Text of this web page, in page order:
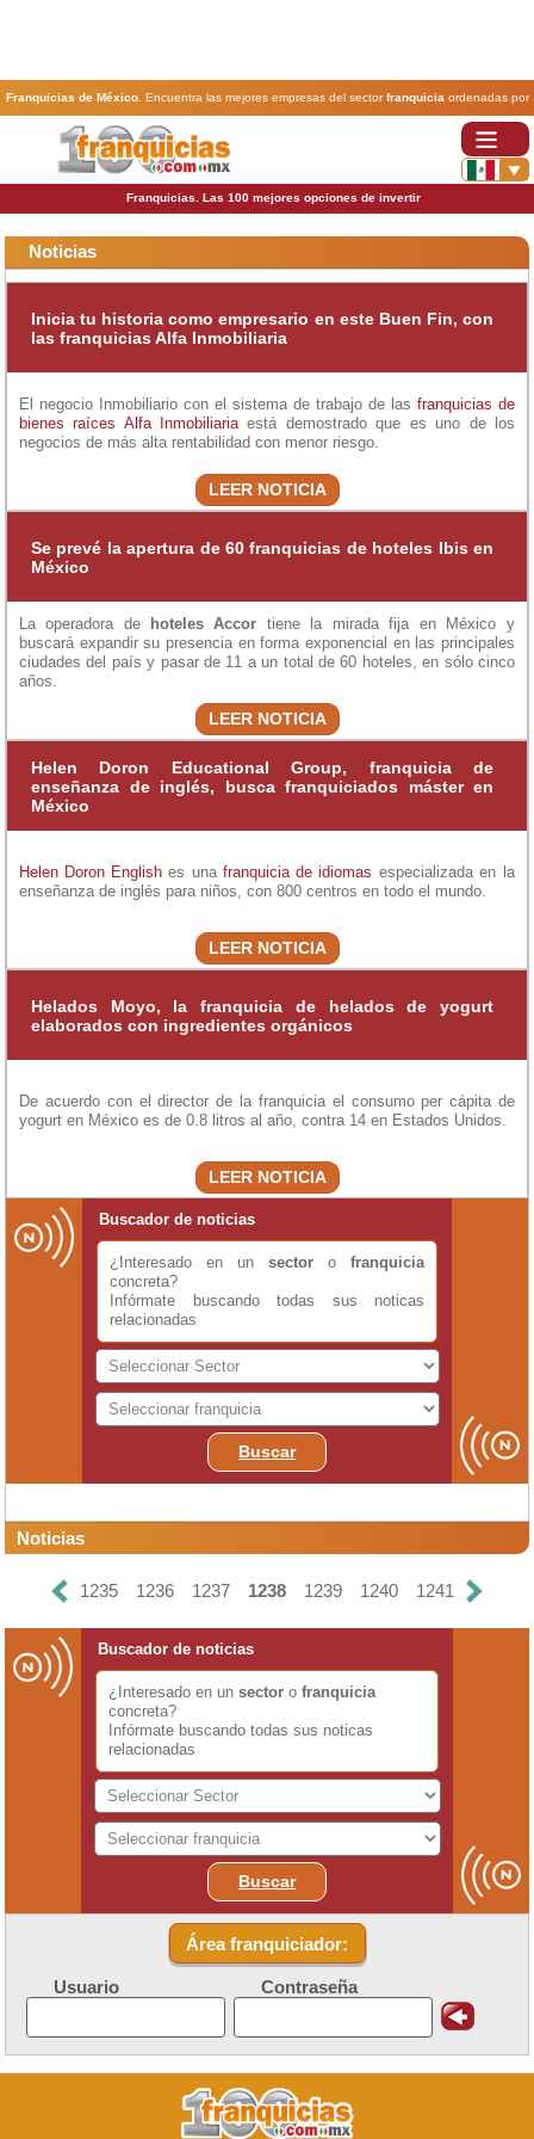
Franquicias de México. Encuentra las mejores empresas del sectorfranquicia ordenadas por
actividad. En www.100franquicias.com.mx encontrarás las más rentables, baratas y
Franquicias. Las 100 mejores opciones de invertir
Noticias
Inicia tu historia como empresario en este Buen Fin, con
las franquicias Alfa Inmobiliaria
El negocio Inmobiliario con el sistema de trabajo de las franquicias de
bienes raíces Alfa Inmobiliaria está demostrado que es uno de los
negocios de más alta rentabilidad con menor riesgo.
LEER NOTICIA
Se prevé la apertura de 60 franquicias de hoteles Ibis en
México
La operadora de hoteles Accor tiene la mirada fija en México y
buscará expandir su presencia en forma exponencial en las principales
ciudades del país y pasar de 11 a un total de 60 hoteles, en sólo cinco
años.
LEER NOTICIA
Helen Doron Educational Group, franquicia de
enseñanza de inglés, busca franquiciados máster en
México
Helen Doron English es una franquicia de idiomas especializada en la
enseñanza de inglés para niños, con 800 centros en todo el mundo.
LEER NOTICIA
Helados Moyo, la franquicia de helados de yogurt
elaborados con ingredientes orgánicos
De acuerdo con el director de la franquicia el consumo per cápita de
yogurt en México es de 0.8 litros al año, contra 14 en Estados Unidos.
LEER NOTICIA
Buscador de noticias
¿Interesado en un sector o franquicia
concreta?
Infórmate buscando todas sus noticas
relacionadas
Buscar
Noticias
1235 1236 1237 1238 1239 1240 1241
Buscador de noticias
¿Interesado en un sector o franquicia
concreta?
Infórmate buscando todas sus noticas
relacionadas
Buscar
Área franquiciador:
Usuario Contraseña